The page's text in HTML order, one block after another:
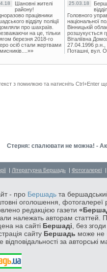
Шановні жителі
району!
працівники
відділу поліції
про шахраїв.
на це, тільки
березня 2018-го
осіб стали жертвами
25.03.18
Головного
національної
Вінницькій
розшукується
Віталіївна
27.04.1996 р.н.,
Поташні, вул.
з помилкою та натисніть Ctrl+Enter
Стерня: спалювати не можна! -
| Літературна Бершадь | Фотогалереї
- про Бершадь та
оголошення, фотогалереї
редакцією газети
належать авторам статтей.
на сайті Бершаді , без
сайту Бершадь може не
відповідальності за авторські